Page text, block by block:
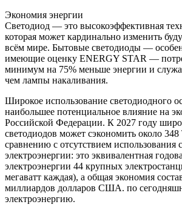
Экономия энергии
Светодиод — это высокоэффективная
которая может кардинально изменить
всём мире. Бытовые светодиоды —
имеющие оценку ENERGY STAR —
минимум на 75% меньше энергии и
чем лампы накаливания.
Широкое использование светодиодного
наибольшее потенциальное влияние на
Российской Федерации. К 2027 году
светодиодов может сэкономить около
сравнению с отсутствием использования
электроэнергии: это эквивалентная
электроэнергии 44 крупных
мегаватт каждая), а общая экономия
миллиардов долларов США. по
электроэнергию.